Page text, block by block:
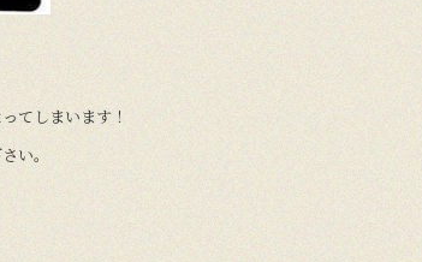
てしまいます！
い。